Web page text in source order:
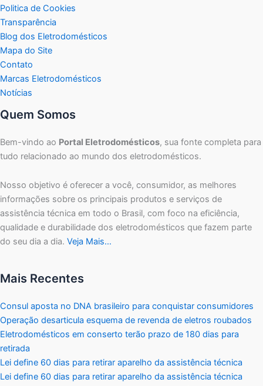
Politica de Cookies
Transparência
Blog dos Eletrodomésticos
Mapa do Site
Contato
Marcas Eletrodomésticos
Notícias
Quem Somos
Bem-vindo ao Portal Eletrodomésticos, sua fonte completa para
tudo relacionado ao mundo dos eletrodomésticos.
Nosso objetivo é oferecer a você, consumidor, as melhores
informações sobre os principais produtos e serviços de
assistência técnica em todo o Brasil, com foco na eficiência,
qualidade e durabilidade dos eletrodomésticos que fazem parte
do seu dia a dia. Veja Mais…
Mais Recentes
Consul aposta no DNA brasileiro para conquistar consumidores
Operação desarticula esquema de revenda de eletros roubados
Eletrodomésticos em conserto terão prazo de 180 dias para
retirada
Lei define 60 dias para retirar aparelho da assistência técnica
Lei define 60 dias para retirar aparelho da assistência técnica